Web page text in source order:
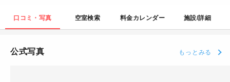
口コミ・写真 空室検索 料金カレンダー 施設/詳細
公式写真 もっとみる